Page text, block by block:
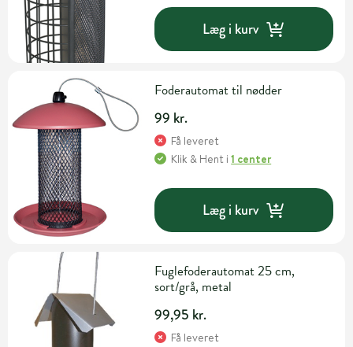
Læg i kurv
Foderautomat til nødder
99 kr.
Få leveret
Klik & Hent i1 center
Læg i kurv
Fuglefoderautomat 25 cm,
sort/grå, metal
99,95 kr.
Få leveret